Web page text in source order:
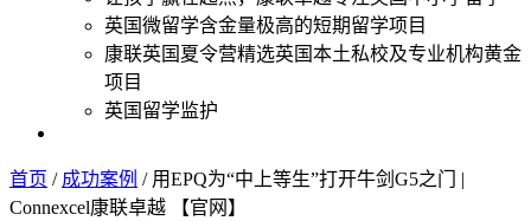
英国微留学含金量极高的短期留学项目
康联英国夏令营精选英国本土私校及专业机构黄金
项目
英国留学监护
首页 / 成功案例 / 用EPQ为“中上等生”打开牛剑G5之门 |
Connexcel康联卓越 【官网】